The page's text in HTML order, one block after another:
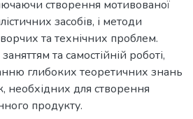
створення мотивованої
засобів, і методи
та технічних проблем.
та самостійній роботі,
глибоких теоретичних знань
необхідних для створення
продукту.